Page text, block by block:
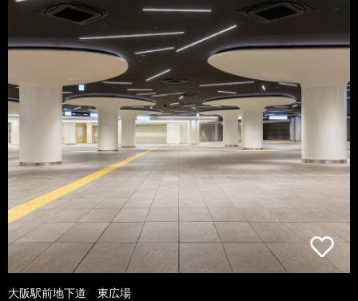
大阪駅前地下道 東広場